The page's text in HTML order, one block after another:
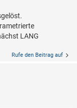
LANG
Rufe den Beitrag auf